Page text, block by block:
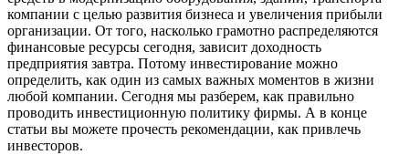
компании с целью развития бизнеса и увеличения прибыли
организации. От того, насколько грамотно распределяются
финансовые ресурсы сегодня, зависит доходность
предприятия завтра. Потому инвестирование можно
определить, как один из самых важных моментов в жизни
любой компании. Сегодня мы разберем, как правильно
проводить инвестиционную политику фирмы. А в конце
статьи вы можете прочесть рекомендации, как привлечь
инвесторов.